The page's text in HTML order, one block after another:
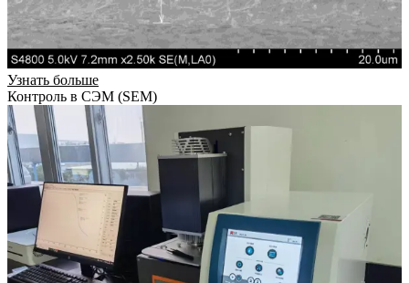
Узнать больше
Контроль в СЭМ (SEM)